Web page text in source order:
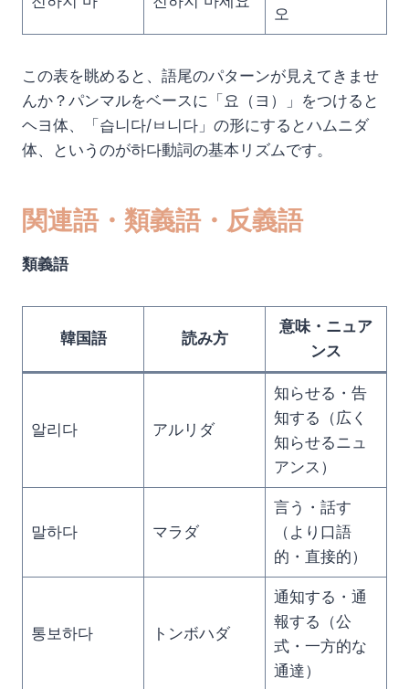
오
この表を眺めると、語尾のパターンが見えてきませ
んか？パンマルをベースに「요（ヨ）」をつけると
ヘヨ体、「습니다/ㅂ니다」の形にするとハムニダ
体、というのが하다動詞の基本リズムです。
関連語・類義語・反義語
類義語
韓国語 読み方
意味・ニュア
ンス
알리다 アルリダ
知らせる・告
知する（広く
知らせるニュ
アンス）
말하다 マラダ
言う・話す
（より口語
的・直接的）
통보하다 トンボハダ
通知する・通
報する（公
式・一方的な
通達）